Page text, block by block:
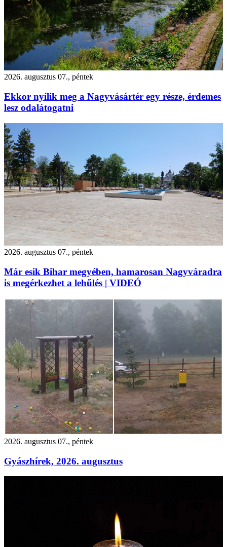
2026. augusztus 07., péntek
Ekkor nyílik meg a Nagyvásártér egy része, érdemes
lesz odalátogatni
2026. augusztus 07., péntek
Már esik Bihar megyében, hamarosan Nagyváradra
is megérkezhet a lehűlés | VIDEÓ
2026. augusztus 07., péntek
Gyászhírek, 2026. augusztus